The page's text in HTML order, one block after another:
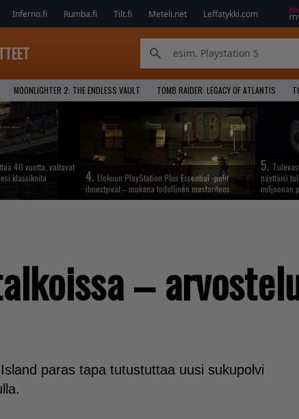
Inferno.fi Rumba.fi Tilt.fi Meteli.net Leffatykki.com
MOONLIGHTER 2: THE ENDLESS VAULT TOMB RAIDER: LEGACY OF ATLANTIS
40 vuotta, valtavat
klassikoita
4. Elokuun PlayStation Plus Essential -pelit
ilmestyivät – mukana todellinen mestariteos
5.
näyttäisi
miljoonan
–
paras tapa tutustuttaa uusi sukupolvi